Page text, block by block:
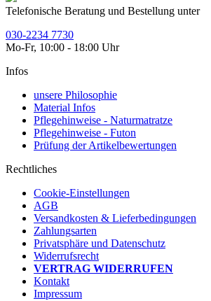
Telefonische Beratung und Bestellung unter
030-2234 7730
Mo-Fr, 10:00 - 18:00 Uhr
Infos
unsere Philosophie
Material Infos
Pflegehinweise - Naturmatratze
Pflegehinweise - Futon
Prüfung der Artikelbewertungen
Rechtliches
Cookie-Einstellungen
AGB
Versandkosten & Lieferbedingungen
Zahlungsarten
Privatsphäre und Datenschutz
Widerrufsrecht
VERTRAG WIDERRUFEN
Kontakt
Impressum